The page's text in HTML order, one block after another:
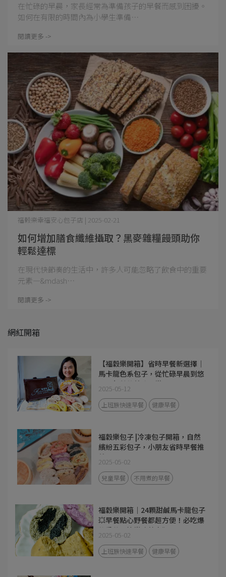
在忙碌的早晨，家長經常為準備孩子的早餐而感到困擾。
如何在有限的時間內為小學生準備⋯
閱讀更多 ->
如何增加膳食纖維攝取？黑麥雜糧饅頭助你
輕鬆達標
福榖樂幸福安心包子店 | 2025-02-21
在現代快節奏的生活中，許多人可能忽略了飲食中的重要
元素—&mdash⋯
閱讀更多 ->
網紅開箱
【福穀樂開箱】省時早餐新選擇｜
馬卡龍色系包子，從忙碌早晨到悠
閒下午茶的美味日常
2025-05-12
上班族快速早餐 健康早餐
福穀樂包子 |冷凍包子開箱，自然
繽紛五彩包子，小朋友省時早餐推
薦！
2025-05-02
兒童早餐 不用煮的早餐
福穀樂開箱｜24顆甜鹹馬卡龍包子
💥早餐點心野餐都超方便！必吃爆
漿香芋＆快樂豬蔥肉🥰
2025-05-02
上班族快速早餐 健康早餐